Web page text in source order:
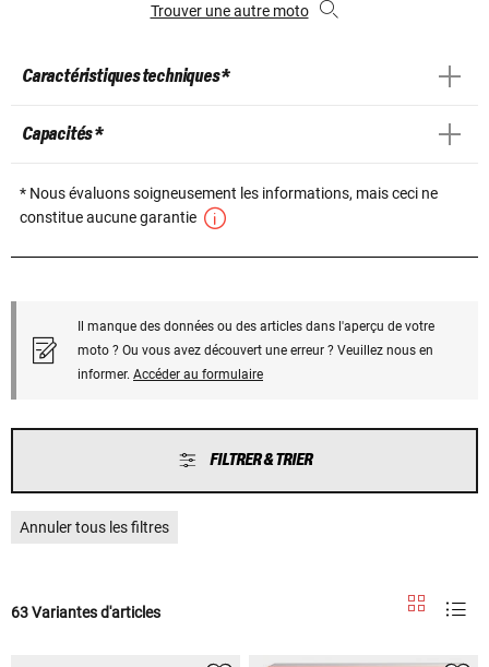
Trouver une autre moto
Caractéristiques techniques *
Capacités *
* Nous évaluons soigneusement les informations, mais ceci ne
constitue aucune garantie
Il manque des données ou des articles dans l'aperçu de votre
moto ? Ou vous avez découvert une erreur ? Veuillez nous en
informer. Accéder au formulaire
FILTRER & TRIER
Annuler tous les filtres
63 Variantes d'articles